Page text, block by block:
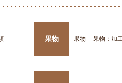
果物 果物 果物：加